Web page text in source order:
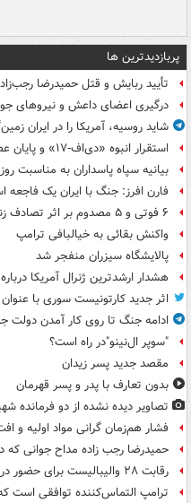
پربازدیدترین ها
تأیید ربایش و قتل حمیدرضا
درگیری اعضای داعش و نیروهای
شاید روسیه، آمریکا را در ایران
استقرار انبوه «دی‌اف‑۱۷» و پایان عصر پدافند آمریکا +عکس
بیانیه سپاه پاسداران به مناسبت
فارن افرز: جنگ با ایران یک فاجعه
۶ فوتی و ۵ مصدوم بر اثر تصادف زنجیره‌ای
واکنش بقائی به خیالبافی ترامپ
پالایشگاه سیزران منفجر شد
هشدار ارشدترین ژنرال آمریکا
اثر جدید کارتونیست سوری با
ادامه جنگ تا روی کار آمدن دولت
"سوپر ال‌نینو"در راه است؟
مقصد جدید پسر زیدان
بدون تعارف با پدر و پسر قهرمان
تصاویر دیده‌ نشده از دو فرمانده
فشار هم‌زمان گرانی مواد اولیه و
حمیدرضا رجب زاده مداح جوانی که
رقابت ۲۸ والیبالیست برای حضور در فهرست نهایی تیم ملی
ترامپ التماس‌کننده توافقی است